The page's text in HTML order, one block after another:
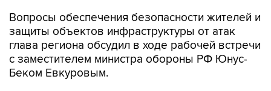
Вопросы обеспечения безопасности жителей и
защиты объектов инфраструктуры от атак
глава региона обсудил в ходе рабочей встречи
с заместителем министра обороны РФ Юнус-
Беком Евкуровым.